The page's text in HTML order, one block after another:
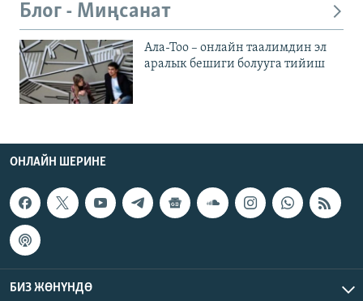
Блог - Миңсанат
Ала-Тоо – онлайн таалимдин эл
аралык бешиги болууга тийиш
ОНЛАЙН ШЕРИНЕ
БИЗ ЖӨНҮНДӨ